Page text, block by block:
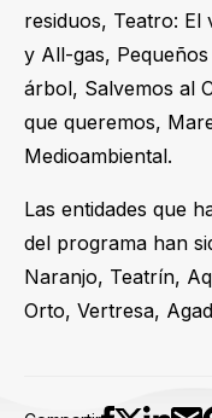
residuos, Teatro: El
y All-gas,
árbol, Salvemos al
que queremos,
Medioambiental.
Las entidades que
del programa han
Naranjo, Teatrín,
Orto, Vertresa,